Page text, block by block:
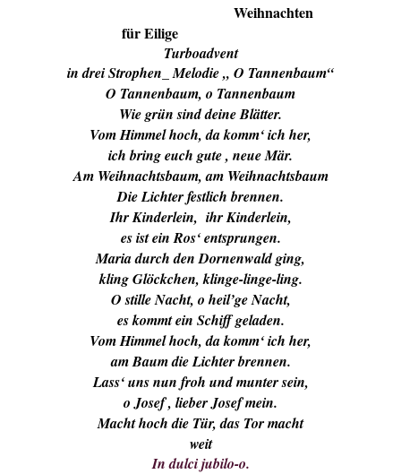
Weihnachten
für Eilige
Turboadvent
in drei Strophen_ Melodie „ O Tannenbaum“
O Tannenbaum, o Tannenbaum
Wie grün sind deine Blätter.
Vom Himmel hoch, da komm‘ ich her,
ich bring euch gute , neue Mär.
Am Weihnachtsbaum, am Weihnachtsbaum
Die Lichter festlich brennen.
Ihr Kinderlein, ihr Kinderlein,
es ist ein Ros‘ entsprungen.
Maria durch den Dornenwald ging,
kling Glöckchen, klinge-linge-ling.
O stille Nacht, o heil’ge Nacht,
es kommt ein Schiff geladen.
Vom Himmel hoch, da komm‘ ich her,
am Baum die Lichter brennen.
Lass‘ uns nun froh und munter sein,
o Josef , lieber Josef mein.
Macht hoch die Tür, das Tor macht
weit
In dulci jubilo-o.